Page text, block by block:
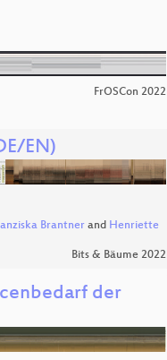
FrOSCon 2022
EN)
Brantner and Henriette
Bits & Bäume 2022
der